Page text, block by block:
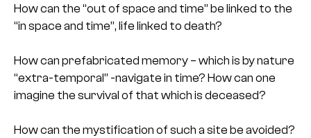
How can the “out of space and time” be linked to the
“in space and time”, life linked to death?
How can prefabricated memory – which is by nature
“extra-temporal” -navigate in time? How can one
imagine the survival of that which is deceased?
How can the mystification of such a site be avoided?